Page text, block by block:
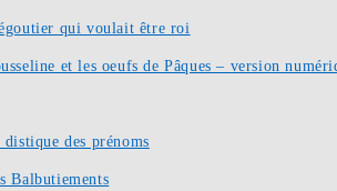
qui voulait être roi
et les oeufs de Pâques – version
distique des prénoms
Balbutiements